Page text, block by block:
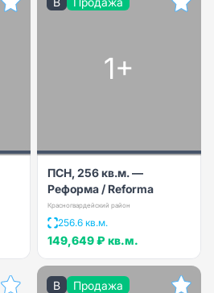
1+
ПСН, 256 кв.м. —
Реформа / Reforma
Красногвардейский район
256.6 кв.м.
149,649 ₽ кв.м.
B Продажа